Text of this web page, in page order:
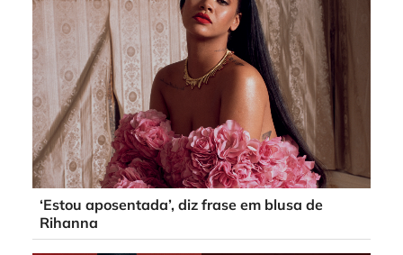
‘Estou aposentada’, diz frase em blusa de
Rihanna